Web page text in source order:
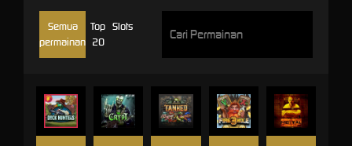
Semua
permainan
Top
20
Slots